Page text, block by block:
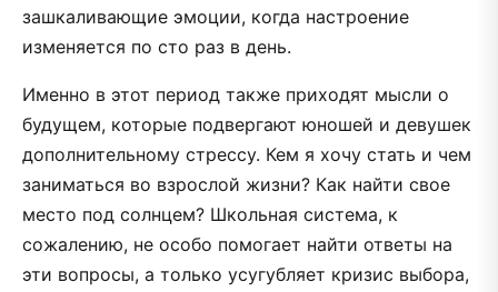
зашкаливающие эмоции, когда настроение
изменяется по сто раз в день.
Именно в этот период также приходят мысли о
будущем, которые подвергают юношей и девушек
дополнительному стрессу. Кем я хочу стать и чем
заниматься во взрослой жизни? Как найти свое
место под солнцем? Школьная система, к
сожалению, не особо помогает найти ответы на
эти вопросы, а только усугубляет кризис выбора,